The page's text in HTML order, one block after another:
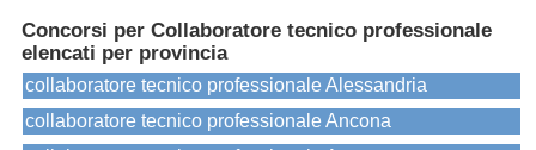
Concorsi per Collaboratore tecnico professionale
elencati per provincia
collaboratore tecnico professionale Alessandria
collaboratore tecnico professionale Ancona